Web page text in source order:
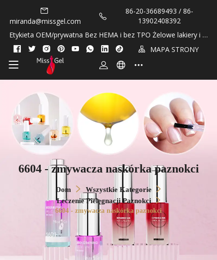
miranda@missgel.com
86-20-36689493 / 86-
13902408392
Etykieta OEM/prywatna Bez HEMA i bez TPO Żelowe lakiery i ol
ejki do skórek!
MAPA STRONY
6604 - zmywacza naskórka paznokci
Dom
Wszystkie Kategorie
Leczenie Pielęgnacji Paznokci
6604 - zmywacza naskórka paznokci